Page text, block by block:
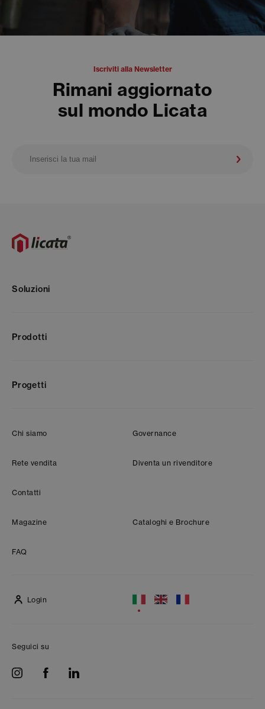
Iscriviti alla Newsletter
Rimani aggiornato
sul mondo Licata
Soluzioni
Prodotti
Progetti
Chi siamo Governance
Rete vendita Diventa un rivenditore
Contatti
Magazine Cataloghi e Brochure
FAQ
Login
Seguici su